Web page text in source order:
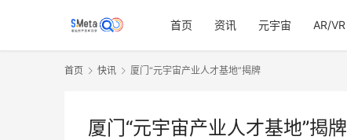
首页 资讯 元宇宙 AR/VR
首页 快讯 厦门“元宇宙产业人才基地”揭牌
厦门“元宇宙产业人才基地”揭牌